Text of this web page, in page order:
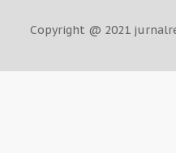
Copyright @ 2021